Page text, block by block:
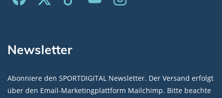
Newsletter
Abonniere den SPORTDIGITAL Newsletter. Der Versand erfolgt
über den Email-Marketingplattform Mailchimp. Bitte beachte